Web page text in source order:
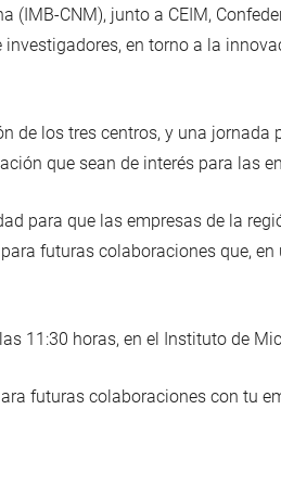
(IMB-CNM), junto a CEIM,
en torno a la
de los tres centros, y una
que sean de interés para las
para que las empresas de la
futuras colaboraciones que,
11:30 horas, en el Instituto de
futuras colaboraciones con tu